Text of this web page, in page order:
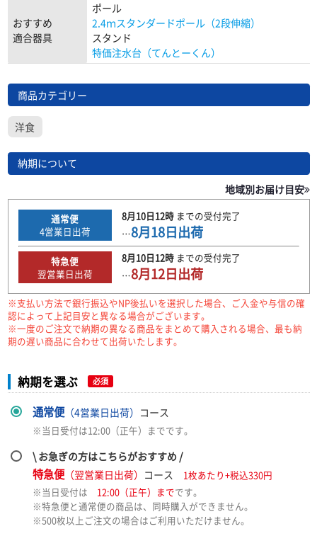
おすすめ
適合器具
ポール
2.4ｍスタンダードポール（2段伸縮）
スタンド
特価注水台（てんとーくん）
商品カテゴリー
洋食
納期について
地域別お届け目安
通常便
4営業日出荷
8月10日12時までの受付完了
…8月18日出荷
特急便
翌営業日出荷
8月10日12時までの受付完了
…8月12日出荷
※支払い方法で銀行振込やNP後払いを選択した場合、ご入金や与信の確
認によって上記目安と異なる場合がございます。
※一度のご注文で納期の異なる商品をまとめて購入される場合、最も納
期の遅い商品に合わせて出荷いたします。
納期を選ぶ 必須
通常便（4営業日出荷） コース
※当日受付は12:00（正午）までです。
\ お急ぎの方はこちらがおすすめ /
特急便（翌営業日出荷） コース
1枚あたり+税込330円
※当日受付は 12:00（正午）までです。
※特急便と通常便の商品は、同時購入ができません。
※500枚以上ご注文の場合はご利用いただけません。